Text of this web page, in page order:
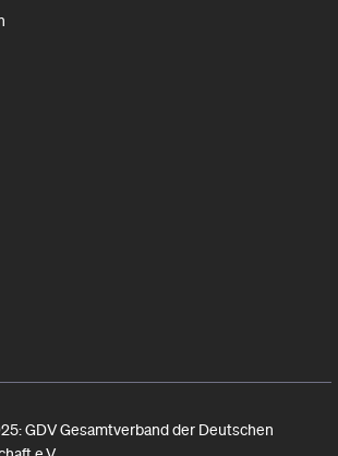
GDV Gesamtverband der Deutschen